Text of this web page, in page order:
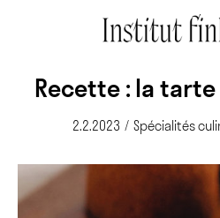
Recette : la
2.2.2023 / Spécialités